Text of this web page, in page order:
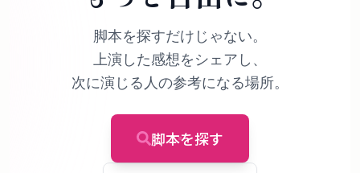
脚本を探すだけじゃない。
上演した感想をシェアし、
次に演じる人の参考になる場所。
脚本を探す